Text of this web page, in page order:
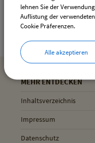
Geltinger Str. 18
85652 Pliening
MEHR ENTDECKEN
Inhaltsverzeichnis
Impressum
Datenschutz
lehnen Sie der
Auflistung der
Cookie Präferenzen.
Alle akzeptieren